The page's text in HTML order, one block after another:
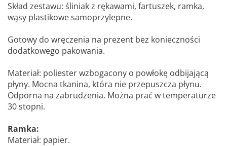
Skład zestawu: śliniak z rękawami, fartuszek, ramka,
wąsy plastikowe samoprzylepne.
Gotowy do wręczenia na prezent bez konieczności
dodatkowego pakowania.
Materiał: poliester wzbogacony o powłokę odbijającą
płyny. Mocna tkanina, która nie przepuszcza płynu.
Odporna na zabrudzenia. Można prać w temperaturze
30 stopni.
Ramka:
Materiał: papier.